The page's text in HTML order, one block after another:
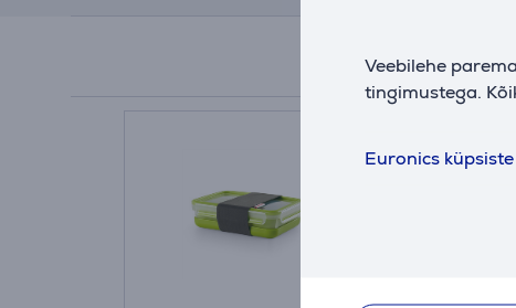
Veebilehe
tingimustega.
Euronics